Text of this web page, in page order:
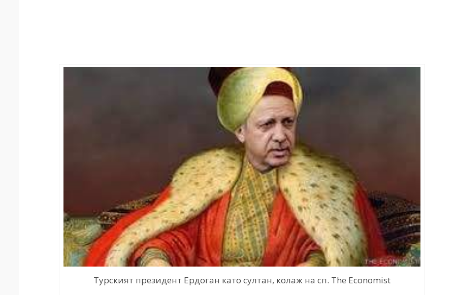
Турският президент Ердоган като султан, колаж на сп. The Economist